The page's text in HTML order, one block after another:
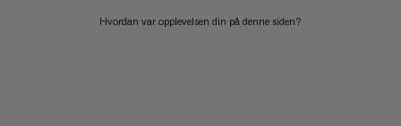
Hvordan var opplevelsen din på denne siden?